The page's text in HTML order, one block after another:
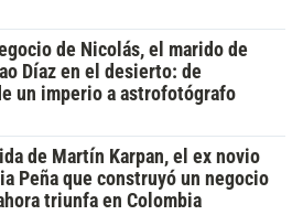
de Nicolás, el marido de
Díaz en el desierto: de
un imperio a astrofotógrafo
de Martín Karpan, el ex novio
Peña que construyó un negocio
triunfa en Colombia